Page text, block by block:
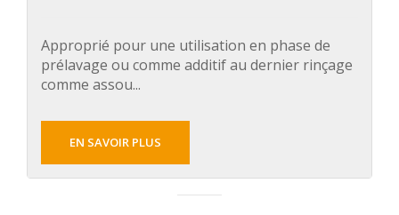
Approprié pour une utilisation en phase de
prélavage ou comme additif au dernier rinçage
comme assou...
EN SAVOIR PLUS